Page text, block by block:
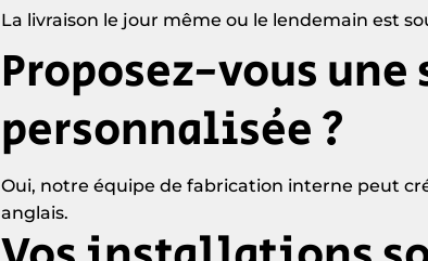
La livraison le jour même ou le lendemain est
Proposez-vous
personnalisée ?
Oui, notre équipe de fabrication interne peut
anglais.